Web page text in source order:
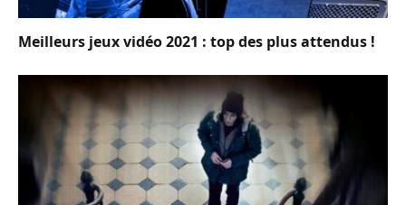
Meilleurs jeux vidéo 2021 : top des plus attendus !